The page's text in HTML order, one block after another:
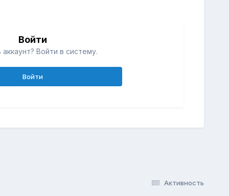
Войти
Войти в систему.
Войти
Активность